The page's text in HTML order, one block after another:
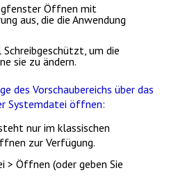
Öffnen mit
aus, die die Anwendung
Schreibgeschützt , um die
sie zu ändern.
des Vorschaubereichs über das
Systemdatei öffnen:
nur im klassischen
zur Verfügung.
> Öffnen (oder geben Sie